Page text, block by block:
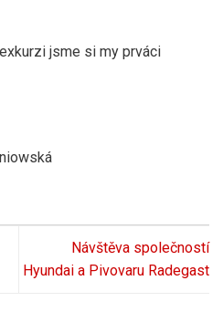
jsme si my prváci
Návštěva společností
Hyundai a Pivovaru Radegast